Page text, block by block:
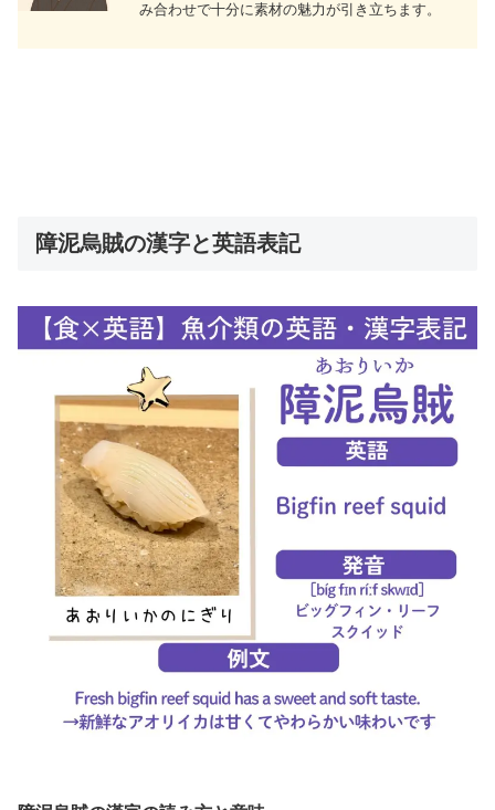
み合わせで十分に素材の魅力が引き立ちます。
障泥烏賊の漢字と英語表記